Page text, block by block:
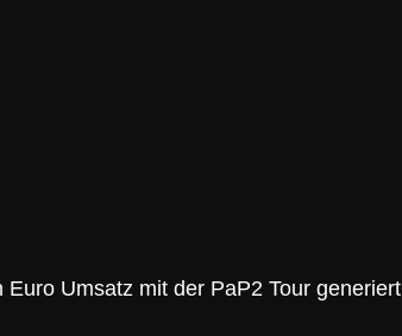
Umsatz mit der PaP2 Tour generiert